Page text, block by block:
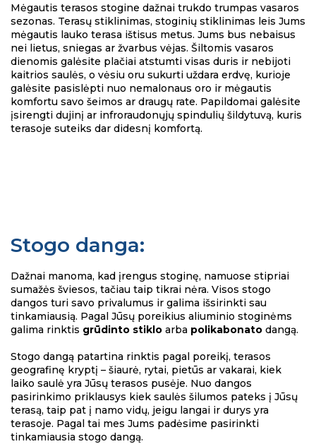
Mėgautis terasos stogine dažnai trukdo trumpas vasaros
sezonas. Terasų stiklinimas, stoginių stiklinimas leis Jums
mėgautis lauko terasa ištisus metus. Jums bus nebaisus
nei lietus, sniegas ar žvarbus vėjas. Šiltomis vasaros
dienomis galėsite plačiai atstumti visas duris ir nebijoti
kaitrios saulės, o vėsiu oru sukurti uždara erdvę, kurioje
galėsite pasislėpti nuo nemalonaus oro ir mėgautis
komfortu savo šeimos ar draugų rate. Papildomai galėsite
įsirengti dujinį ar infroraudonųjų spindulių šildytuvą, kuris
terasoje suteiks dar didesnį komfortą.
Stogo danga:
Dažnai manoma, kad įrengus stoginę, namuose stipriai
sumažės šviesos, tačiau taip tikrai nėra. Visos stogo
dangos turi savo privalumus ir galima išsirinkti sau
tinkamiausią. Pagal Jūsų poreikius aliuminio stoginėms
galima rinktis grūdinto stiklo arba polikabonato dangą.
Stogo dangą patartina rinktis pagal poreikį, terasos
geografinę kryptį – šiaurė, rytai, pietūs ar vakarai, kiek
laiko saulė yra Jūsų terasos pusėje. Nuo dangos
pasirinkimo priklausys kiek saulės šilumos pateks į Jūsų
terasą, taip pat į namo vidų, jeigu langai ir durys yra
terasoje. Pagal tai mes Jums padėsime pasirinkti
tinkamiausia stogo dangą.